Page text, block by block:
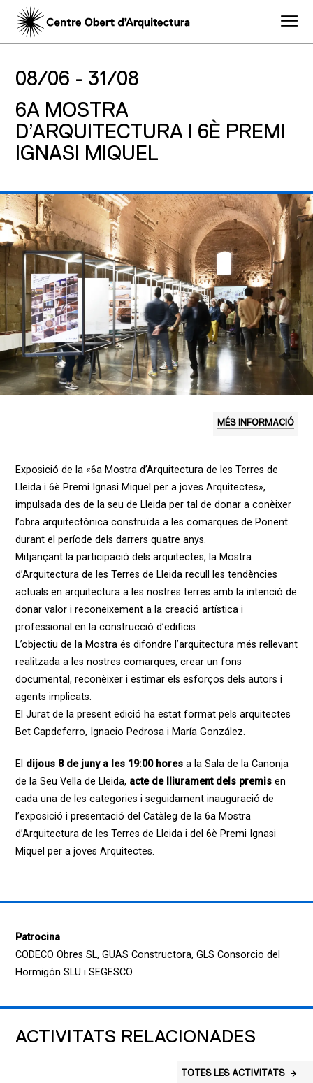
08/06 - 31/08
6A MOSTRA
D’ARQUITECTURA I 6È PREMI
IGNASI MIQUEL
MÉS INFORMACIÓ
Exposició de la «6a Mostra d’Arquitectura de les Terres de
Lleida i 6è Premi Ignasi Miquel per a joves Arquitectes»,
impulsada des de la seu de Lleida per tal de donar a conèixer
l’obra arquitectònica construïda a les comarques de Ponent
durant el període dels darrers quatre anys.
Mitjançant la participació dels arquitectes, la Mostra
d’Arquitectura de les Terres de Lleida recull les tendències
actuals en arquitectura a les nostres terres amb la intenció de
donar valor i reconeixement a la creació artística i
professional en la construcció d’edificis.
L’objectiu de la Mostra és difondre l’arquitectura més rellevant
realitzada a les nostres comarques, crear un fons
documental, reconèixer i estimar els esforços dels autors i
agents implicats.
El Jurat de la present edició ha estat format pels arquitectes
Bet Capdeferro, Ignacio Pedrosa i María González.
El dijous 8 de juny a les 19:00 horesa la Sala de la Canonja
de la Seu Vella de Lleida, acte de lliurament dels premisen
cada una de les categories i seguidament inauguració de
l’exposició i presentació del Catàleg de la 6a Mostra
d’Arquitectura de les Terres de Lleida i del 6è Premi Ignasi
Miquel per a joves Arquitectes.
Patrocina
CODECO Obres SL, GUAS Constructora, GLS Consorcio del
Hormigón SLU i SEGESCO
ACTIVITATS RELACIONADES
TOTES LES ACTIVITATS